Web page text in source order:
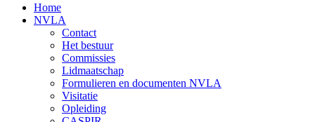
Home
NVLA
Contact
Het bestuur
Commissies
Lidmaatschap
Formulieren en documenten NVLA
Visitatie
Opleiding